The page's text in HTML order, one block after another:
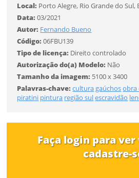
Local: Porto Alegre, Rio Grande do Sul,
Data:03/2021
Autor: Fernando Bueno
Código:06FBU139
Tipo de licença: Direito controlado
Autorização do(a) Modelo: Não
Tamanho da imagem: 5100 x 3400
Palavras-chave:cultura gaúchosobra
piratini pintura região sulescravidão
Faça login para
cadastre-
Utilização
Formato
Tamanho
FINALIZAR
SALVAR
CADASTRAR